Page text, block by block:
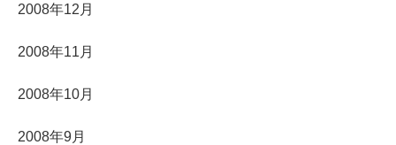
2008年12月
2008年11月
2008年10月
2008年9月